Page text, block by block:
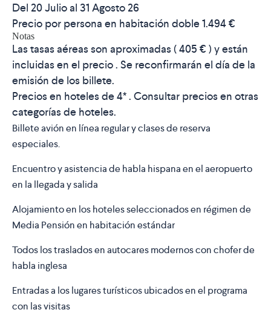
Del 20 Julio al 31 Agosto 26
Precio por persona en habitación doble1.494 €
Notas
Las tasas aéreas son aproximadas ( 405 € ) y están
incluidas en el precio . Se reconfirmarán el día de la
emisión de los billete.
Precios en hoteles de 4* . Consultar precios en otras
categorías de hoteles.
Billete avión en línea regular y clases de reserva
especiales.
Encuentro y asistencia de habla hispana en el aeropuerto
en la llegada y salida
Alojamiento en los hoteles seleccionados en régimen de
Media Pensión en habitación estándar
Todos los traslados en autocares modernos con chofer de
habla inglesa
Entradas a los lugares turísticos ubicados en el programa
con las visitas